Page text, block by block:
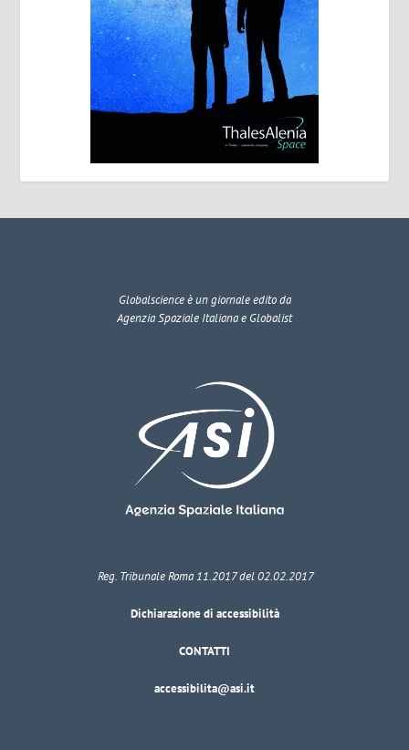
Globalscienceè un giornale edito da
Agenzia Spaziale Italiana e Globalist
Reg. Tribunale Roma 11.2017 del 02.02.2017
Dichiarazione di accessibilità
CONTATTI
accessibilita@asi.it